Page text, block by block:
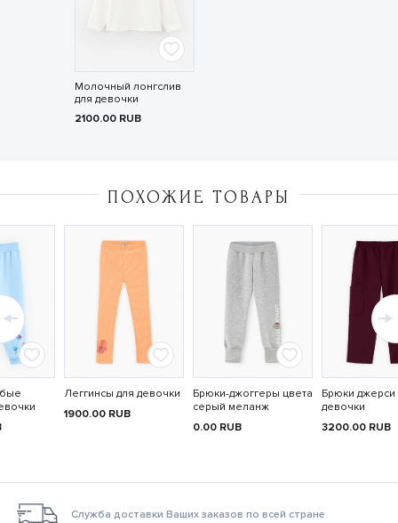
Молочный лонгслив
для девочки
2100.00 RUB
ПОХОЖИЕ ТОВАРЫ
Леггинсы для девочки
1900.00 RUB
Брюки-джоггеры цвета
серый меланж
0.00 RUB
Брюки джерси
девочки
3200.00 RUB
Служба доставки Ваших заказов по всей стране